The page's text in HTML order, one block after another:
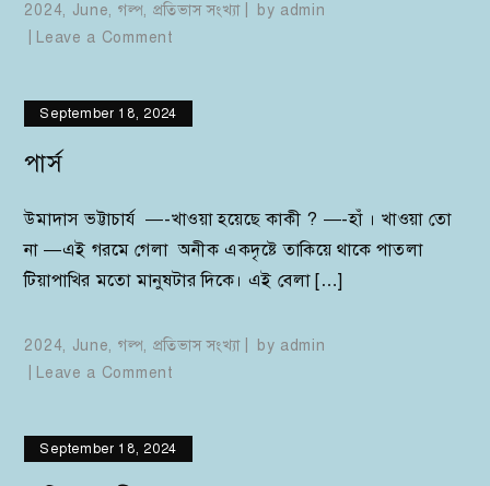
2024, June, গল্প, প্রতিভাস সংখ্যা by admin
Leave a Comment
September 18, 2024
পার্স
উমাদাস ভট্টাচার্য —-খাওয়া হয়েছে কাকী ? —-হাঁ । খাওয়া তো
না —এই গরমে গেলা অনীক একদৃষ্টে তাকিয়ে থাকে পাতলা
টিয়াপাখির মতো মানুষটার দিকে। এই বেলা […]
2024, June, গল্প, প্রতিভাস সংখ্যা by admin
Leave a Comment
September 18, 2024